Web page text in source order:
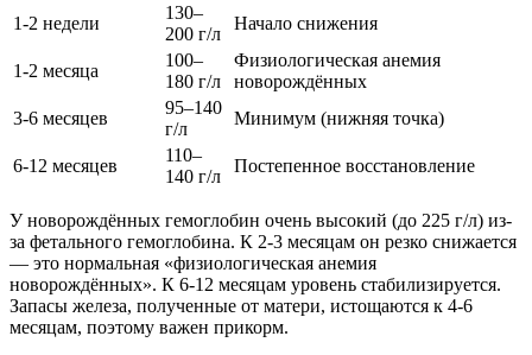
1-2 недели
130–
200 г/л
Начало снижения
1-2 месяца
100–
180 г/л
Физиологическая анемия
новорождённых
3-6 месяцев
95–140
г/л
Минимум (нижняя точка)
6-12 месяцев
110–
140 г/л
Постепенное восстановление
У новорождённых гемоглобин очень высокий (до 225 г/л) из-
за фетального гемоглобина. К 2-3 месяцам он резко снижается
— это нормальная «физиологическая анемия
новорождённых». К 6-12 месяцам уровень стабилизируется.
Запасы железа, полученные от матери, истощаются к 4-6
месяцам, поэтому важен прикорм.